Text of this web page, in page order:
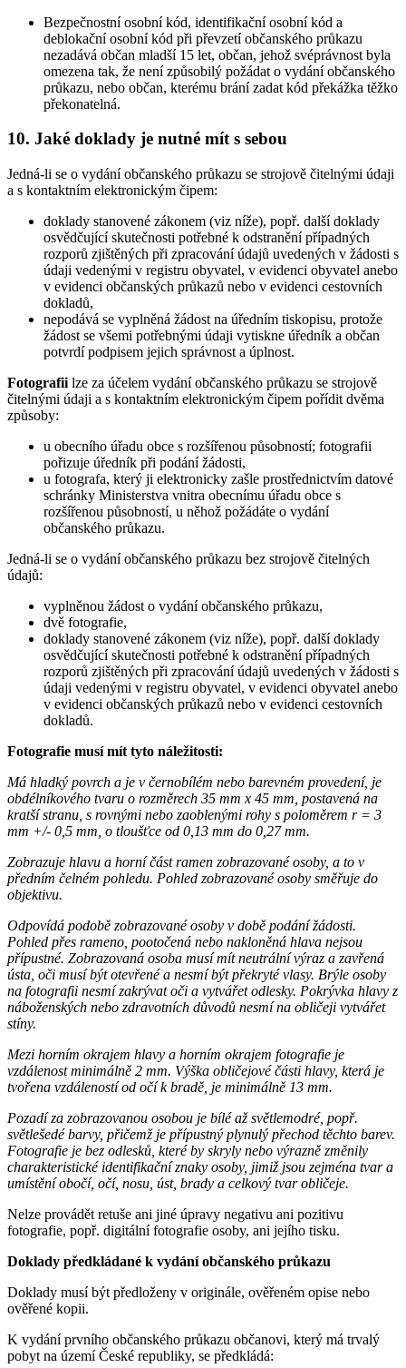
Bezpečnostní osobní kód, identifikační osobní kód a
deblokační osobní kód při převzetí občanského průkazu
nezadává občan mladší 15 let, občan, jehož svéprávnost byla
omezena tak, že není způsobilý požádat o vydání občanského
průkazu, nebo občan, kterému brání zadat kód překážka těžko
překonatelná.
10. Jaké doklady je nutné mít s sebou
Jedná-li se o vydání občanského průkazu se strojově čitelnými údaji
a s kontaktním elektronickým čipem:
doklady stanovené zákonem (viz níže), popř. další doklady
osvědčující skutečnosti potřebné k odstranění případných
rozporů zjištěných při zpracování údajů uvedených v žádosti s
údaji vedenými v registru obyvatel, v evidenci obyvatel anebo
v evidenci občanských průkazů nebo v evidenci cestovních
dokladů,
nepodává se vyplněná žádost na úředním tiskopisu, protože
žádost se všemi potřebnými údaji vytiskne úředník a občan
potvrdí podpisem jejich správnost a úplnost.
Fotografii lze za účelem vydání občanského průkazu se strojově
čitelnými údaji a s kontaktním elektronickým čipem pořídit dvěma
způsoby:
u obecního úřadu obce s rozšířenou působností; fotografii
pořizuje úředník při podání žádosti,
u fotografa, který ji elektronicky zašle prostřednictvím datové
schránky Ministerstva vnitra obecnímu úřadu obce s
rozšířenou působností, u něhož požádáte o vydání
občanského průkazu.
Jedná-li se o vydání občanského průkazu bez strojově čitelných
údajů:
vyplněnou žádost o vydání občanského průkazu,
dvě fotografie,
doklady stanovené zákonem (viz níže), popř. další doklady
osvědčující skutečnosti potřebné k odstranění případných
rozporů zjištěných při zpracování údajů uvedených v žádosti s
údaji vedenými v registru obyvatel, v evidenci obyvatel anebo
v evidenci občanských průkazů nebo v evidenci cestovních
dokladů.
Fotografie musí mít tyto náležitosti:
Má hladký povrch a je v černobílém nebo barevném provedení, je
obdélníkového tvaru o rozměrech 35 mm x 45 mm, postavená na
kratší stranu, s rovnými nebo zaoblenými rohy s poloměrem r = 3
mm +/- 0,5 mm, o tloušťce od 0,13 mm do 0,27 mm.
Zobrazuje hlavu a horní část ramen zobrazované osoby, a to v
předním čelném pohledu. Pohled zobrazované osoby směřuje do
objektivu.
Odpovídá podobě zobrazované osoby v době podání žádosti.
Pohled přes rameno, pootočená nebo nakloněná hlava nejsou
přípustné. Zobrazovaná osoba musí mít neutrální výraz a zavřená
ústa, oči musí být otevřené a nesmí být překryté vlasy. Brýle osoby
na fotografii nesmí zakrývat oči a vytvářet odlesky. Pokrývka hlavy z
náboženských nebo zdravotních důvodů nesmí na obličeji vytvářet
stíny.
Mezi horním okrajem hlavy a horním okrajem fotografie je
vzdálenost minimálně 2 mm. Výška obličejové části hlavy, která je
tvořena vzdáleností od očí k bradě, je minimálně 13 mm.
Pozadí za zobrazovanou osobou je bílé až světlemodré, popř.
světlešedé barvy, přičemž je přípustný plynulý přechod těchto barev.
Fotografie je bez odlesků, které by skryly nebo výrazně změnily
charakteristické identifikační znaky osoby, jimiž jsou zejména tvar a
umístění obočí, očí, nosu, úst, brady a celkový tvar obličeje.
Nelze provádět retuše ani jiné úpravy negativu ani pozitivu
fotografie, popř. digitální fotografie osoby, ani jejího tisku.
Doklady předkládané k vydání občanského průkazu
Doklady musí být předloženy v originále, ověřeném opise nebo
ověřené kopii.
K vydání prvního občanského průkazu občanovi, který má trvalý
pobyt na území České republiky, se předkládá: